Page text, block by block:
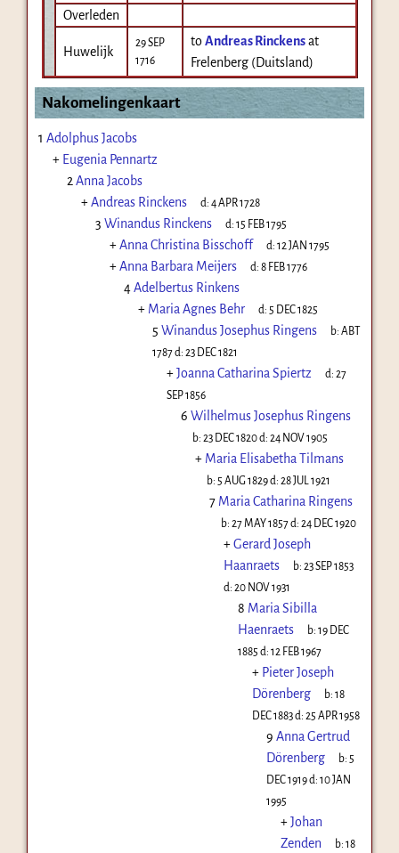
Overleden
Huwelijk
29 SEP
1716
toAndreas Rinckens at
Frelenberg (Duitsland)
Nakomelingenkaart
1 Adolphus Jacobs
+ Eugenia Pennartz
2 Anna Jacobs
+Andreas Rinckens d:4 APR 1728
3 Winandus Rinckens d:15 FEB 1795
+Anna Christina Bisschoff d:12 JAN 1795
+Anna Barbara Meijers d:8 FEB 1776
4Adelbertus Rinkens
+ Maria Agnes Behr d: 5 DEC 1825
5 Winandus Josephus Ringens b:ABT
1787d: 23 DEC 1821
+Joanna Catharina Spiertz d:27
SEP 1856
6 Wilhelmus Josephus Ringens
b:23 DEC 1820d:24 NOV 1905
+ Maria Elisabetha Tilmans
b: 5 AUG 1829d:28 JUL 1921
7 Maria Catharina Ringens
b:27 MAY 1857d:24 DEC 1920
+Gerard Joseph
Haanraets
b:23 SEP 1853
d: 20 NOV 1931
8 Maria Sibilla
Haenraets
b:19 DEC
1885 d: 12 FEB 1967
+ Pieter Joseph
Dörenberg
b:18
DEC 1883d: 25 APR 1958
9 Anna Gertrud
Dörenberg
b: 5
DEC 1919d: 10 JAN
1995
+Johan
Zenden
b:18